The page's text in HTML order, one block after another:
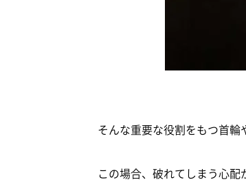
そんな重要な役割をもつ首輪
この場合、破れてしまう心